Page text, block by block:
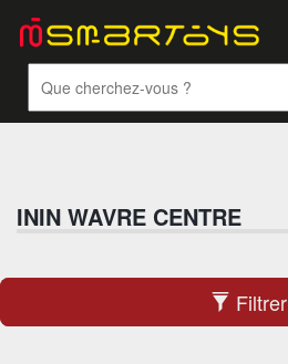
ININ WAVRE CENTRE
Filtrer